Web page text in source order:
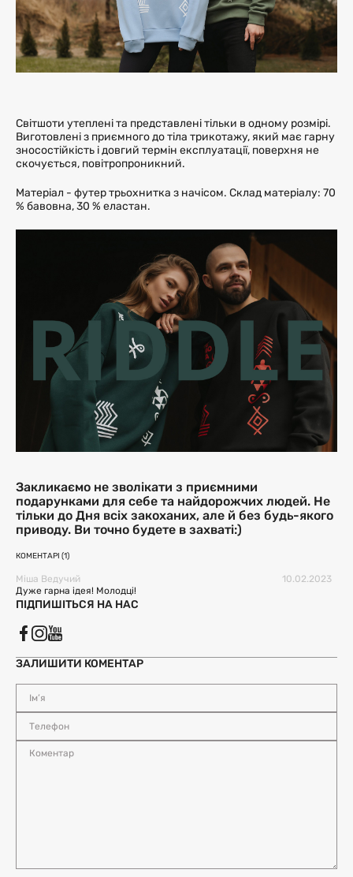
Світшоти утеплені та представлені тільки в одному розмірі.
Виготовлені з приємного до тіла трикотажу, який має гарну
зносостійкість і довгий термін експлуатації, поверхня не
скочується, повітропроникний.
Матеріал - футер трьохнитка з начісом. Склад матеріалу: 70
% бавовна, 30 % еластан.
Закликаємо не зволікати з приємними
подарунками для себе та найдорожчих людей. Не
тільки до Дня всіх закоханих, але й без будь-якого
приводу. Ви точно будете в захваті:)
КОМЕНТАРІ (1)
Міша Ведучий 10.02.2023
Дуже гарна ідея! Молодці!
ПІДПИШІТЬСЯ НА НАС
ЗАЛИШИТИ КОМЕНТАР